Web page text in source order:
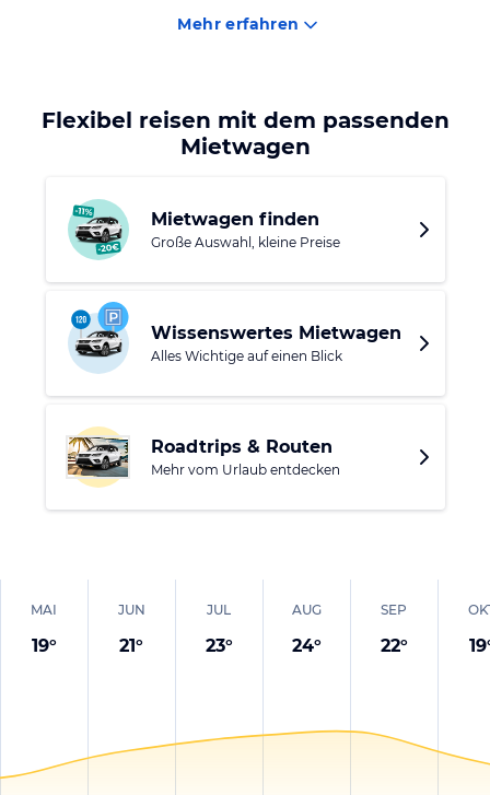
laden zum Erkunden und Verweilen ein. Aber auch die
gesamte Altstadtkern wird von einer Fußgängerzone
Mehr erfahren
Flexibel reisen mit dem passenden
Mietwagen
Mietwagen finden
Große Auswahl, kleine Preise
Wissenswertes Mietwagen
Alles Wichtige auf einen Blick
Roadtrips & Routen
Mehr vom Urlaub entdecken
MAI
19°
JUN
21°
JUL
23°
AUG
24°
SEP
22° 19